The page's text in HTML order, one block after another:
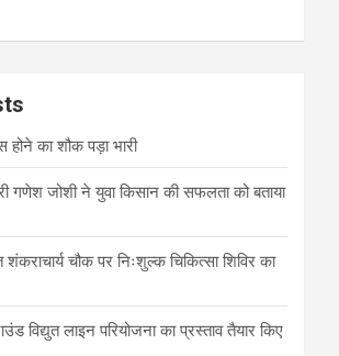
का शौक पड़ा भारी
गणेश जोशी ने युवा किसान की सफलता को बताया
शंकराचार्य चौक पर निःशुल्क चिकित्सा शिविर का
विद्युत लाइन परियोजना का प्रस्ताव तैयार किए